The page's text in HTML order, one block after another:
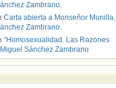
Zambrano.
Carta abierta a Monseñor Munilla,
Zambrano.
“Homosexualidad. Las Razones
Sánchez Zambrano